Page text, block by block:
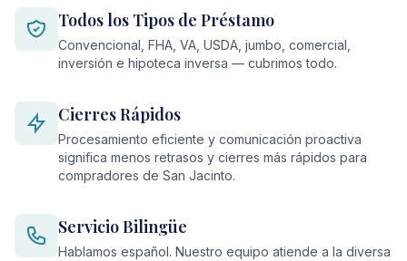
Todos los Tipos de Préstamo
Convencional, FHA, VA, USDA, jumbo, comercial,
inversión e hipoteca inversa — cubrimos todo.
Cierres Rápidos
Procesamiento eficiente y comunicación proactiva
significa menos retrasos y cierres más rápidos para
compradores de San Jacinto.
Servicio Bilingüe
Hablamos español. Nuestro equipo atiende a la diversa